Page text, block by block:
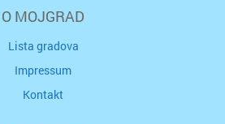
O MOJGRAD
Lista gradova
Impressum
Kontakt